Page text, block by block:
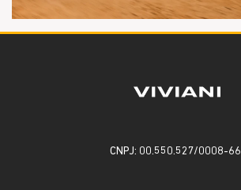
CNPJ: 00.550.527/0008-66